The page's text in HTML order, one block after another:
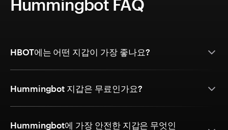
Hummingbot FAQ
HBOT에는 어떤 지갑이 가장 좋나요?
Hummingbot 지갑은 무료인가요?
Hummingbot에 가장 안전한 지갑은 무엇인